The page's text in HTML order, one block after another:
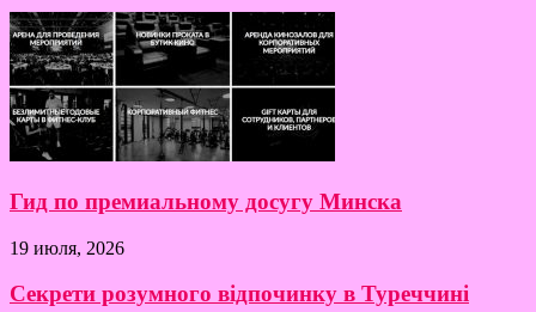
Гид по премиальному досугу Минска
19 июля, 2026
Секрети розумного відпочинку в Туреччині